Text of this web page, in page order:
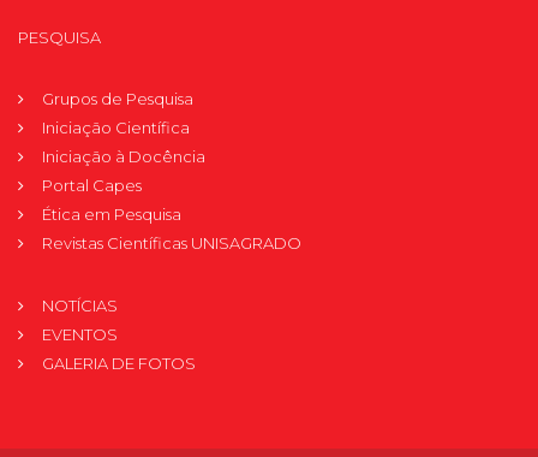
PESQUISA
Grupos de Pesquisa
Iniciação Científica
Iniciação à Docência
Portal Capes
Ética em Pesquisa
Revistas Científicas UNISAGRADO
NOTÍCIAS
EVENTOS
GALERIA DE FOTOS